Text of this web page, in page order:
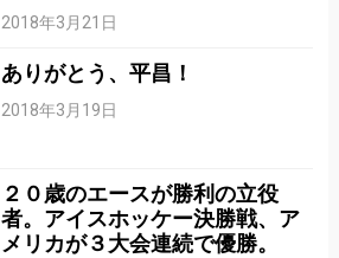
2018年3月21日
ありがとう、平昌！
2018年3月19日
２０歳のエースが勝利の立役
者。アイスホッケー決勝戦、ア
メリカが３大会連続で優勝。